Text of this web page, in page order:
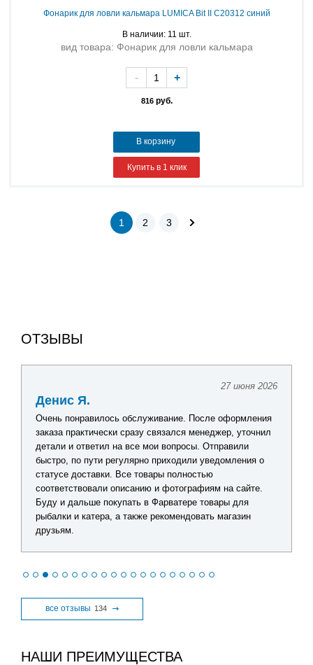
Фонарик для ловли кальмара LUMICA Bit II C20312 синий
В наличии: 11 шт.
вид товара: Фонарик для ловли кальмара
816руб.
- +
В корзину
Купить в 1 клик
1 2 3
ОТЗЫВЫ
обслуживание. После оформления
сразу связался менеджер, уточнил
на все мои вопросы. Отправили
регулярно приходили уведомления о
Все товары полностью
описанию и фотографиям на сайте.
покупать в Фарватере товары для
а также рекомендовать магазин
Приобрел
перед отпуском.
разловить уже в
ассортимент.
все отзывы 134
НАШИ ПРЕИМУЩЕСТВА